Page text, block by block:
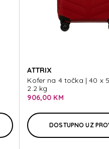
ATTRIX
Kofer na 4 točka | 40 x
2.2 kg
906,00 KM
DOSTUPNO UZ